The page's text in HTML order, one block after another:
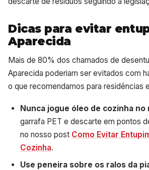
Dicas para evitar
Aparecida
Mais de 80% dos chamados de
Aparecida poderiam ser evitados com
o que recomendamos para residências
Nunca jogue óleo de cozinha no
garrafa PET e descarte em pontos
no nosso post Como Evitar
Cozinha.
Use peneira sobre os ralos da